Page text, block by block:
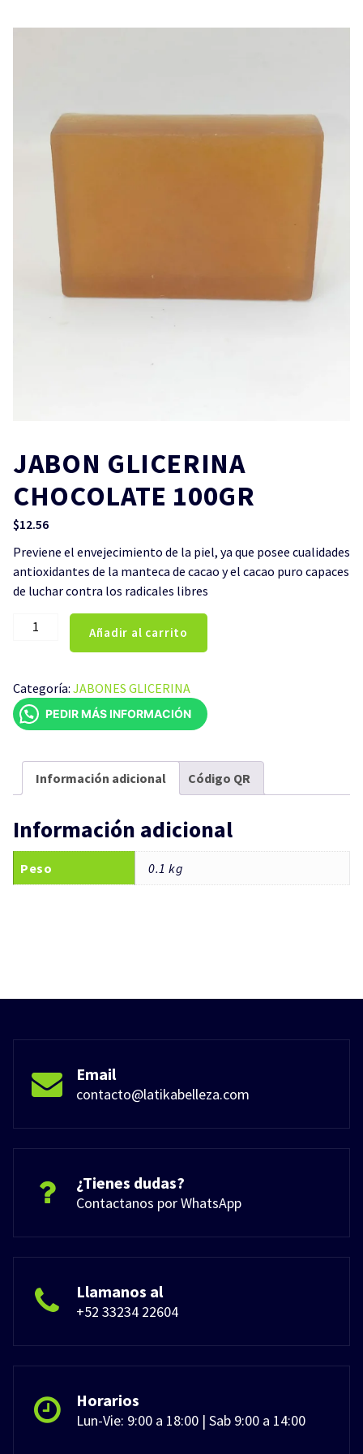
JABON GLICERINA
CHOCOLATE 100GR
$12.56
Previene el envejecimiento de la piel, ya que posee cualidades
antioxidantes de la manteca de cacao y el cacao puro capaces
de luchar contra los radicales libres
JABON
100GR
cantidad
Añadir al carrito
Categoría: JABONES GLICERINA
PEDIR MÁS INFORMACIÓN
Información adicional Código QR
Información adicional
Peso 0.1 kg
Email
contacto@latikabelleza.com
¿Tienes dudas?
Contactanos por WhatsApp
Llamanos al
+52 33234 22604
Horarios
Lun-Vie: 9:00 a 18:00 | Sab 9:00 a 14:00